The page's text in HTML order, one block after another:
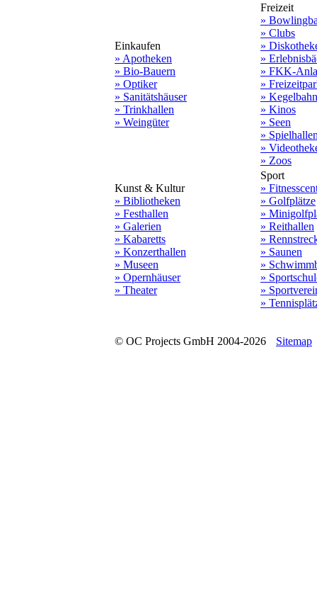
Einkaufen
» Apotheken
» Bio-Bauern
» Optiker
» Sanitätshäuser
» Trinkhallen
» Weingüter
Freizeit
»
» Clubs
»
»
» FKK-
»
»
» Kinos
» Seen
»
»
» Zoos
Kunst & Kultur
» Bibliotheken
» Festhallen
» Galerien
» Kabaretts
» Konzerthallen
» Museen
» Opernhäuser
» Theater
Sport
»
» Golfplätze
»
» Reithallen
»
» Saunen
»
»
»
»
© OC Projects GmbH 2004-2026 Sitemap